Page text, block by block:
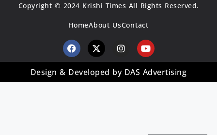
Copyright © 2024 Krishi Times All Rights Reserved.
HomeAbout UsContact
Design & Developed by DAS Advertising